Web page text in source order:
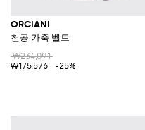
ORCIANI
천공 가죽 벨트
₩234,091
₩175,576
-25%